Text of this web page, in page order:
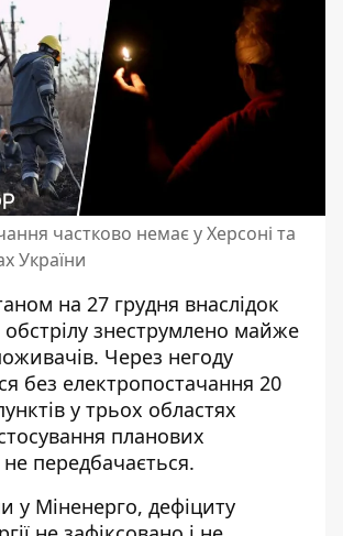
частково немає у Херсоні та
України
на 27 грудня внаслідок
знеструмлено майже
Через негоду
без електропостачання 20
у трьох областях
планових
передбачається.
у Міненерго, дефіциту